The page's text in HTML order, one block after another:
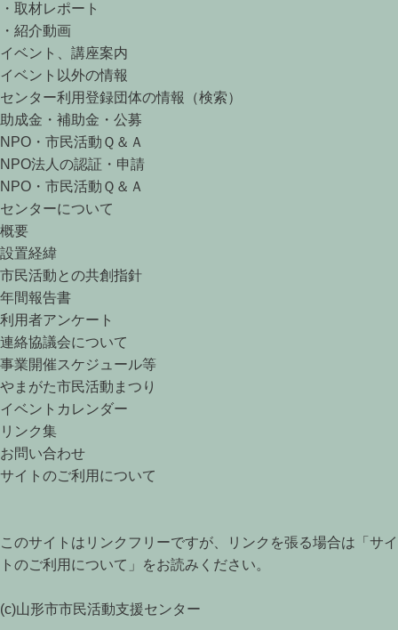
・取材レポート
・紹介動画
イベント、講座案内
イベント以外の情報
センター利用登録団体の情報（検索）
助成金・補助金・公募
NPO・市民活動Ｑ＆Ａ
NPO法人の認証・申請
NPO・市民活動Ｑ＆Ａ
センターについて
概要
設置経緯
市民活動との共創指針
年間報告書
利用者アンケート
連絡協議会について
事業開催スケジュール等
やまがた市民活動まつり
イベントカレンダー
リンク集
お問い合わせ
サイトのご利用について
このサイトはリンクフリーですが、リンクを張る場合は 「サイ
トのご利用について」
をお読みください。
(c)山形市市民活動支援センター